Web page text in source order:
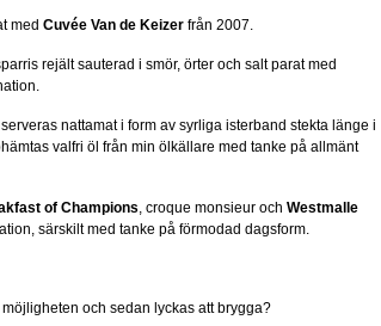
med Cuvée Van de Keizer från 2007.
rejält sauterad i smör, örter och salt parat med
nattamat i form av syrliga isterband stekta länge i
valfri öl från min ölkällare med tanke på allmänt
of Champions, croque monsieur och Westmalle
särskilt med tanke på förmodad dagsform.
och sedan lyckas att brygga?